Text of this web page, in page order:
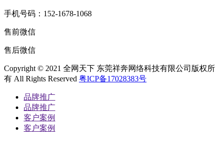
手机号码：152-1678-1068
售前微信
售后微信
Copyright © 2021 全网天下 东莞祥奔网络科技有限公司版权所
有 All Rights Reserved 粤ICP备17028383号
品牌推广
品牌推广
客户案例
客户案例